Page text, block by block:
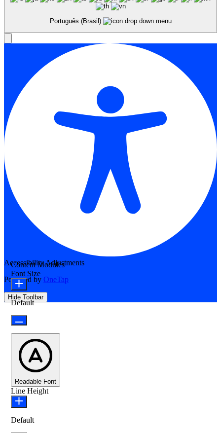
Português (Brasil)
Accessibility Adjustments
Powered by OneTap
Hide Toolbar
Content Modules
Font Size
Default
Readable Font
Line Height
Default